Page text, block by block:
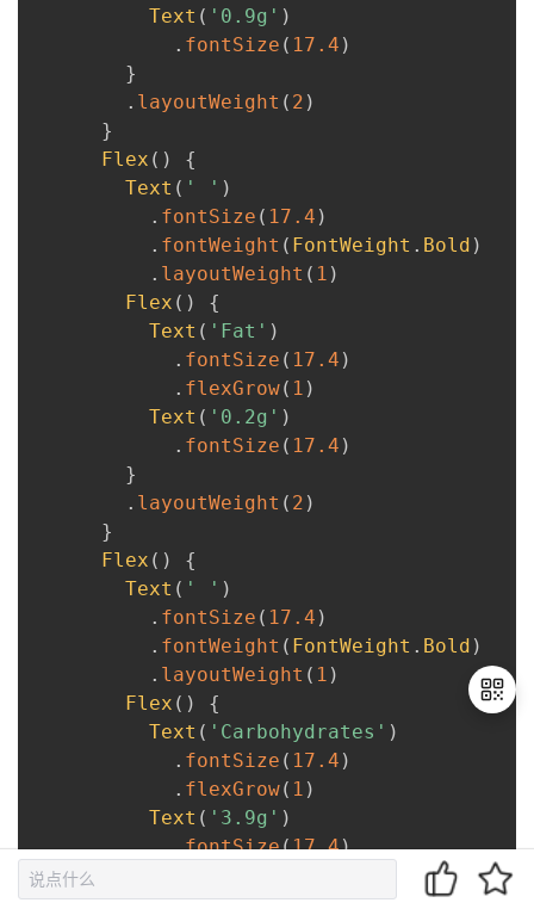
Text ( '0.9g' )
. fontSize ( 17.4 )
}
. layoutWeight ( 2 )
}
Flex ( )
{
Text ( ' ' )
. fontSize ( 17.4 )
. fontWeight ( FontWeight . Bold )
. layoutWeight ( 1 )
Flex ( )
{
Text ( 'Fat' )
. fontSize ( 17.4 )
. flexGrow( 1 )
Text ( '0.2g' )
. fontSize ( 17.4 )
}
. layoutWeight ( 2 )
}
Flex ( )
{
Text ( ' ' )
. fontSize ( 17.4 )
. fontWeight ( FontWeight . Bold )
. layoutWeight ( 1 )
Flex ( )
{
Text ( 'Carbohydrates' )
. fontSize ( 17.4 )
. flexGrow( 1 )
Text ( '3.9g' )
.fontSize(17.4)
.layoutWeight(2)